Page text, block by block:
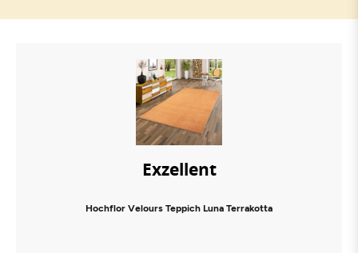
Exzellent
Hochflor Velours Teppich Luna Terrakotta